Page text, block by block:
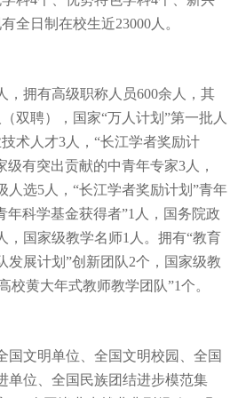
全日制在校生近23000人。
，拥有高级职称人员600余人，其
双聘），国家“万人计划”第一批人
术人才3人，“长江学者奖励计
级有突出贡献的中青年专家3人，
人选5人，“长江学者奖励计划”青年
年科学基金获得者”1人，国务院政
，国家级教学名师1人。拥有“教育
发展计划”创新团队2个，国家级教
校黄大年式教师教学团队”1个。
国文明单位、全国文明校园、全国
单位、全国民族团结进步模范集